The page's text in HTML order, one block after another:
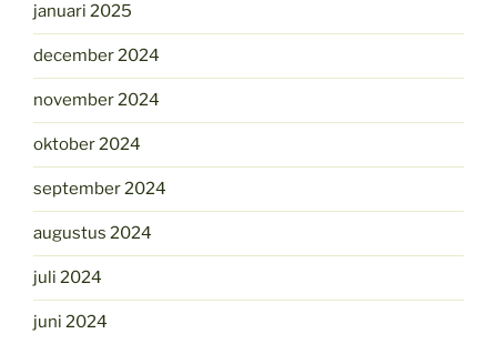
januari 2025
december 2024
november 2024
oktober 2024
september 2024
augustus 2024
juli 2024
juni 2024